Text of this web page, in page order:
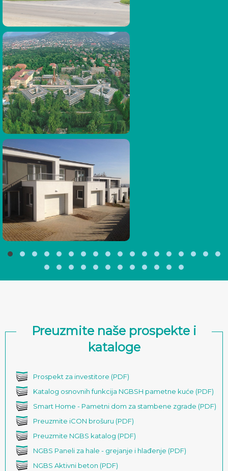
Preuzmite naše prospekte i
kataloge
Prospekt za investitore (PDF)
Katalog osnovnih funkcija NGBSH pametne kuće (PDF)
Smart Home - Pametni dom za stambene zgrade (PDF)
Preuzmite iCON brošuru (PDF)
Preuzmite NGBS katalog (PDF)
NGBS Paneli za hale - grejanje i hlađenje (PDF)
NGBS Aktivni beton (PDF)